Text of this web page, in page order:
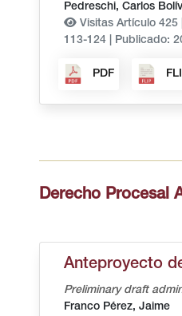
Pedreschi, Carlos
Visitas Artículo 425 |
113-124
Publicado:
PDF
Derecho Procesal
Anteproyecto
Preliminary draft
Franco Pérez, Jaime